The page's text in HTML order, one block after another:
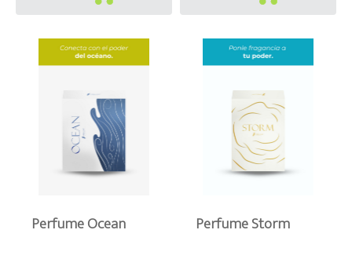
Perfume Ocean Perfume Storm